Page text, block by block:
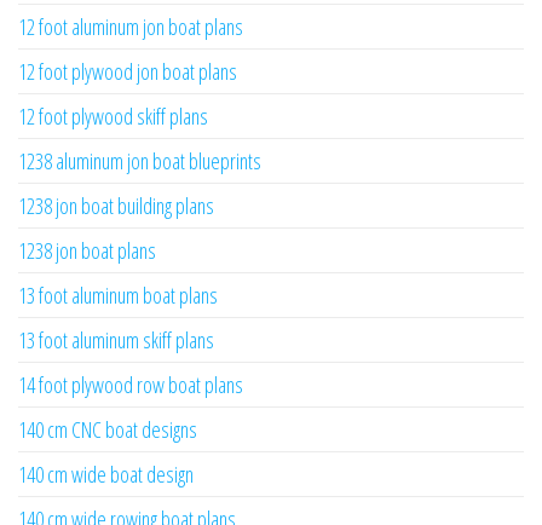
12 foot aluminum jon boat plans
12 foot plywood jon boat plans
12 foot plywood skiff plans
1238 aluminum jon boat blueprints
1238 jon boat building plans
1238 jon boat plans
13 foot aluminum boat plans
13 foot aluminum skiff plans
14 foot plywood row boat plans
140 cm CNC boat designs
140 cm wide boat design
140 cm wide rowing boat plans